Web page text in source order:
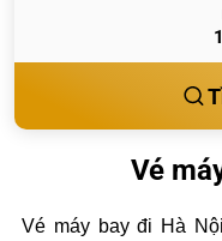
1
Vé
Vé máy bay đi Hà